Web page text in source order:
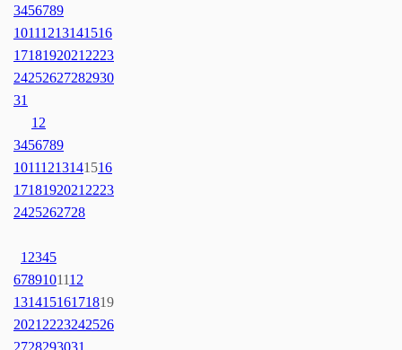
3456789
10111213141516
1718192021 2223
24252627282930
31
1 2
3456789
10111213141516
1718192021 2223
2425262728
1 2345
6789101112
13141516171819
2021 2223242526
2728293031